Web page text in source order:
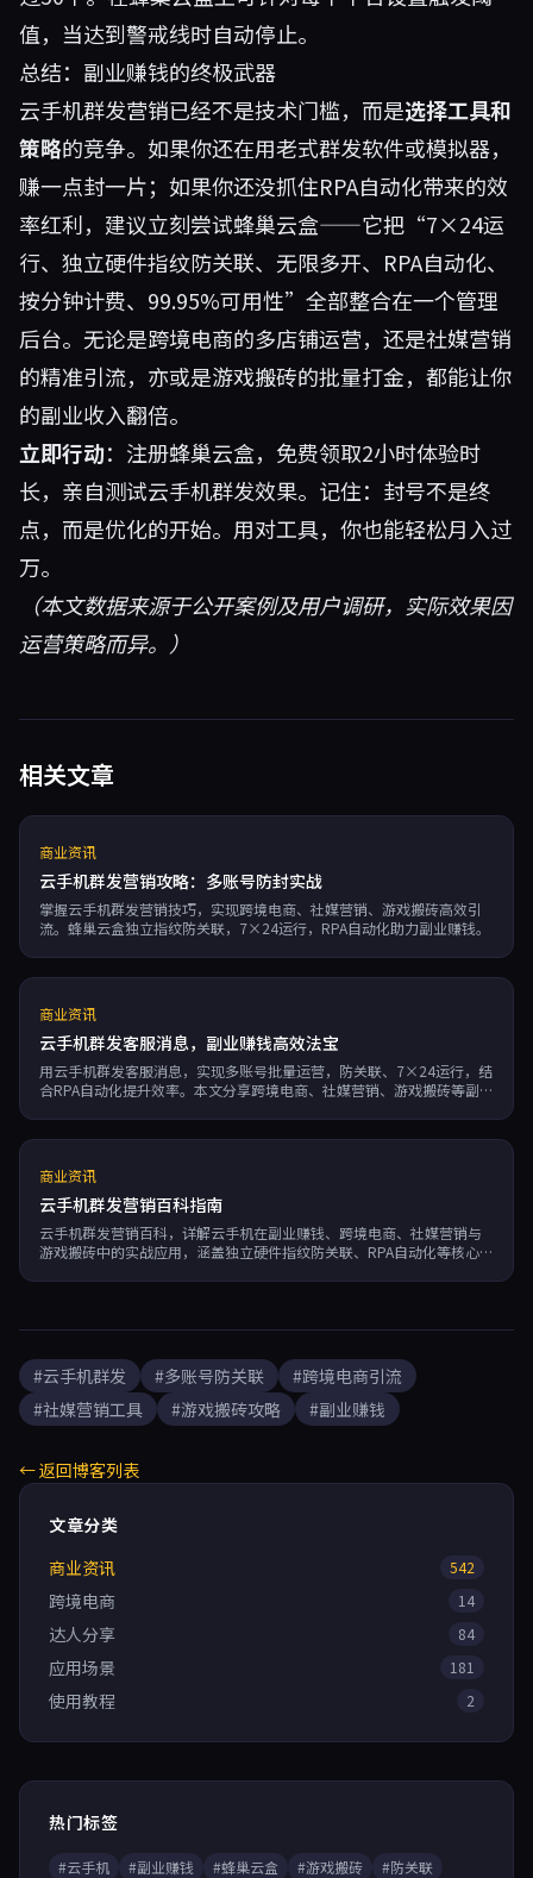
值，当达到警戒线时自动停止。
总结：副业赚钱的终极武器
云手机群发营销已经不是技术门槛，而是选择工具和
策略的竞争。如果你还在用老式群发软件或模拟器，
赚一点封一片；如果你还没抓住RPA自动化带来的效
率红利，建议立刻尝试蜂巢云盒——它把“7×24运
行、独立硬件指纹防关联、无限多开、RPA自动化、
按分钟计费、99.95%可用性”全部整合在一个管理
后台。无论是跨境电商的多店铺运营，还是社媒营销
的精准引流，亦或是游戏搬砖的批量打金，都能让你
的副业收入翻倍。
立即行动：注册蜂巢云盒，免费领取2小时体验时
长，亲自测试云手机群发效果。记住：封号不是终
点，而是优化的开始。用对工具，你也能轻松月入过
万。
（本文数据来源于公开案例及用户调研，实际效果因
运营策略而异。）
相关文章
商业资讯
云手机群发营销攻略：多账号防封实战
掌握云手机群发营销技巧，实现跨境电商、社媒营销、游戏搬砖高效引
流。蜂巢云盒独立指纹防关联，7×24运行，RPA自动化助力副业赚钱。
商业资讯
云手机群发客服消息，副业赚钱高效法宝
用云手机群发客服消息，实现多账号批量运营，防关联、7×24运行，结
合RPA自动化提升效率。本文分享跨境电商、社媒营销、游戏搬砖等副业
商业资讯
云手机群发营销百科指南
云手机群发营销百科，详解云手机在副业赚钱、跨境电商、社媒营销与
游戏搬砖中的实战应用，涵盖独立硬件指纹防关联、RPA自动化等核心功
#云手机群发 #多账号防关联
#跨境电商引流
#社媒营销工具
#游戏搬砖攻略 #副业赚钱
← 返回博客列表
文章分类
商业资讯
542
跨境电商 14
达人分享 84
应用场景 181
使用教程 2
热门标签
#云手机 #副业赚钱 #蜂巢云盒 #游戏搬砖
#防关联